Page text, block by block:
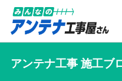
アンテナ工事 施工ブ